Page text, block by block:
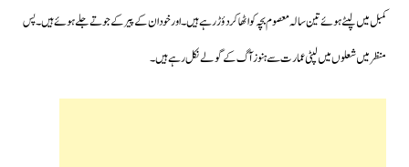
کمبل میں لپٹے ہوئے تین سالہ معصوم بچہ کواٹھاکر دؤڑ رہے ہیں۔اور خود ان کے پیر کے جوتے جلے ہوئے ہیں۔پس
منظر میں شعلوں میں لپٹی عمارت سے ہنوز آگ کے گولے نکل رہے ہیں۔